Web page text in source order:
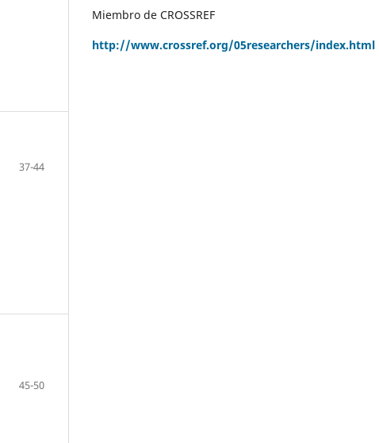
37-44
45-50
Miembro de CROSSREF
http://www.crossref.org/05researchers/index.html